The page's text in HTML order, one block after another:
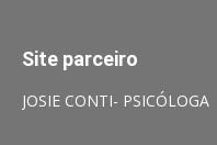
Site parceiro
JOSIE CONTI- PSICÓLOGA